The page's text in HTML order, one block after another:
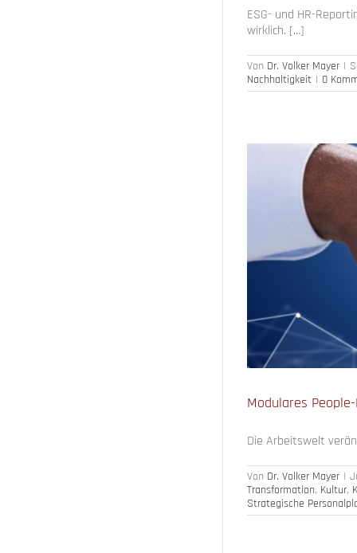
ESG- und HR-
wirklich. […]
Von Dr. Volker Mayer |
Nachhaltigkeit | 0
Modulares
Die Arbeitswelt
Von Dr. Volker Mayer |
Transformation, Kultur,
Strategische